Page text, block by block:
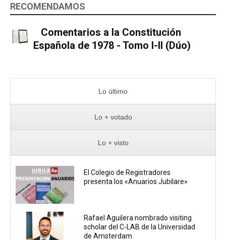
RECOMENDAMOS
Comentarios a la Constitución
Española de 1978 - Tomo I-II (Dúo)
Lo último
Lo + votado
Lo + visto
El Colegio de Registradores
presenta los «Anuarios Jubilare»
Rafael Aguilera nombrado visiting
scholar del C-LAB de la Universidad
de Amsterdam